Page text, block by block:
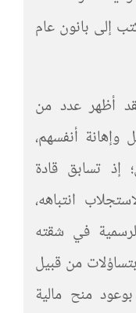
إلى بانون عام
أظهر عدد من
وإهانة أنفسهم،
إذ تسابق قادة
انتباهه،
في شقته
من قبيل
منح مالية